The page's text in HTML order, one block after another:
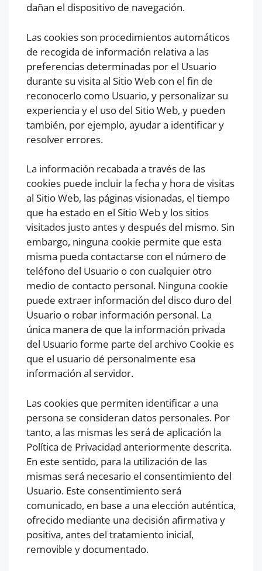
dañan el dispositivo de navegación.
Las cookies son procedimientos automáticos
de recogida de información relativa a las
preferencias determinadas por el Usuario
durante su visita al Sitio Web con el fin de
reconocerlo como Usuario, y personalizar su
experiencia y el uso del Sitio Web, y pueden
también, por ejemplo, ayudar a identificar y
resolver errores.
La información recabada a través de las
cookies puede incluir la fecha y hora de visitas
al Sitio Web, las páginas visionadas, el tiempo
que ha estado en el Sitio Web y los sitios
visitados justo antes y después del mismo. Sin
embargo, ninguna cookie permite que esta
misma pueda contactarse con el número de
teléfono del Usuario o con cualquier otro
medio de contacto personal. Ninguna cookie
puede extraer información del disco duro del
Usuario o robar información personal. La
única manera de que la información privada
del Usuario forme parte del archivo Cookie es
que el usuario dé personalmente esa
información al servidor.
Las cookies que permiten identificar a una
persona se consideran datos personales. Por
tanto, a las mismas les será de aplicación la
Política de Privacidad anteriormente descrita.
En este sentido, para la utilización de las
mismas será necesario el consentimiento del
Usuario. Este consentimiento será
comunicado, en base a una elección auténtica,
ofrecido mediante una decisión afirmativa y
positiva, antes del tratamiento inicial,
removible y documentado.